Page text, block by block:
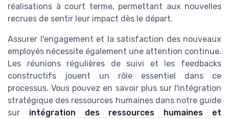
réalisations à court terme, permettant aux nouvelles
recrues de sentir leur impact dès le départ.
Assurer l'engagement et la satisfaction des nouveaux
employés nécessite également une attention continue.
Les réunions régulières de suivi et les feedbacks
constructifs jouent un rôle essentiel dans ce
processus. Vous pouvez en savoir plus sur l'intégration
stratégique des ressources humaines dans notre guide
sur intégration des ressources humaines et